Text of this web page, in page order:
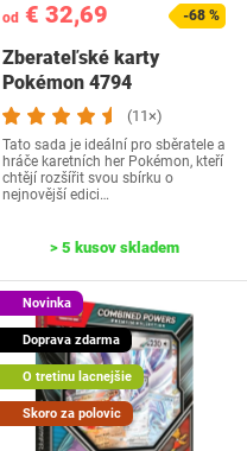
od € 32,69 -68 %
Zberateľské karty
Pokémon 4794
(11×)
Tato sada je ideální pro sběratele a
hráče karetních her Pokémon, kteří
chtějí rozšířit svou sbírku o
nejnovější edici…
> 5 kusov skladem
Novinka
Doprava zdarma
O tretinu lacnejšie
Skoro za polovic